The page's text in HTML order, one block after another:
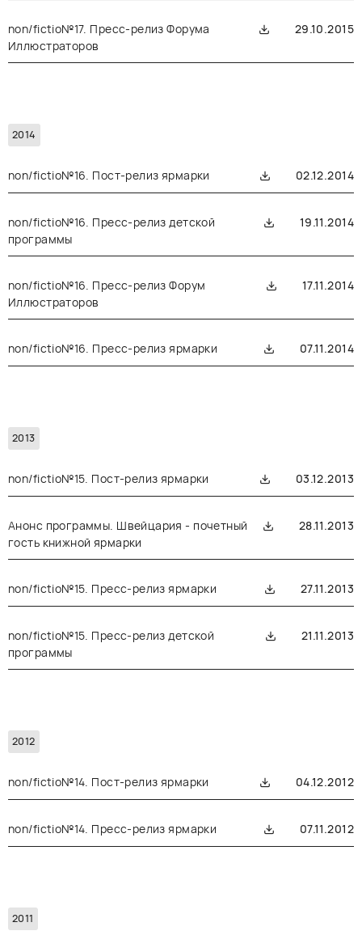
non/fictio№17. Пресс-релиз Форума
Иллюстраторов
29.10.2015
2014
non/fictio№16. Пост-релиз ярмарки 02.12.2014
non/fictio№16. Пресс-релиз детской
программы
19.11.2014
non/fictio№16. Пресс-релиз Форум
Иллюстраторов
17.11.2014
non/fictio№16. Пресс-релиз ярмарки 07.11.2014
2013
non/fictio№15. Пост-релиз ярмарки 03.12.2013
Анонс программы. Швейцария - почетный
гость книжной ярмарки
28.11.2013
non/fictio№15. Пресс-релиз ярмарки 27.11.2013
non/fictio№15. Пресс-релиз детской
программы
21.11.2013
2012
non/fictio№14. Пост-релиз ярмарки 04.12.2012
non/fictio№14. Пресс-релиз ярмарки 07.11.2012
2011